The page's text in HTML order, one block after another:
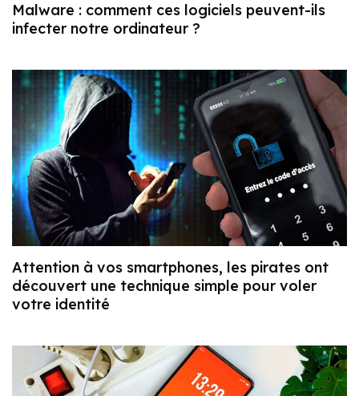
Malware : comment ces logiciels peuvent-ils
infecter notre ordinateur ?
Attention à vos smartphones, les pirates ont
découvert une technique simple pour voler
votre identité